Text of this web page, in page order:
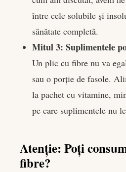
între cele solubile și
sănătate completă.
Mitul 3: Suplimentele
Un plic cu fibre nu va
sau o porție de fasole.
la pachet cu vitamine,
pe care suplimentele nu
Atenție: Poți
fibre?